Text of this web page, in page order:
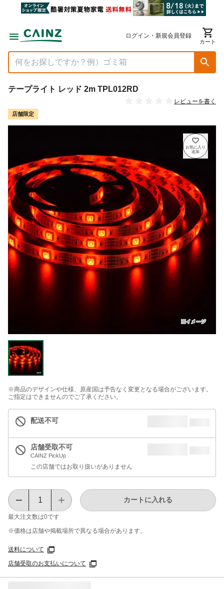
ログイン・新規会員登録
カート
テープライト レッド 2m TPL012RD
レビューを書く
店舗限定
※商品のデザインや仕様、原産国は予告なく変更となる場合がございます。
ご指定はできませんのでご了承ください。
配送不可
店舗受取不可
CAINZ PickUp
この店舗ではお取り扱いがありません
最大注文数は0です
カートに入れる
※価格は​店舗や​掲載場所で​異なる​場合が​あります。
送料について
店舗受取のお支払いについて